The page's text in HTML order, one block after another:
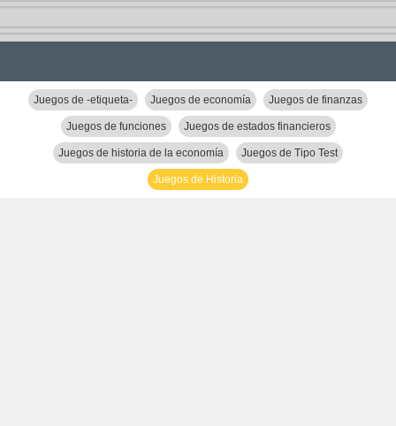
Juegos de -etiqueta- Juegos de economía Juegos de finanzas
Juegos de funciones Juegos de estados financieros
Juegos de historia de la economía Juegos de Tipo Test
Juegos de Historia